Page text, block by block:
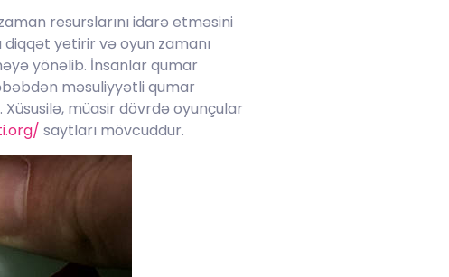
resurslarını idarə etməsini
yetirir və oyun zamanı
yönəlib. İnsanlar qumar
məsuliyyətli qumar
müasir dövrdə oyunçular
saytları mövcuddur.